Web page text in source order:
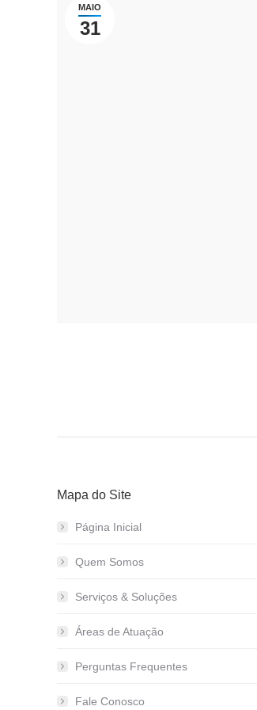
MAIO
31
Mapa do Site
Página Inicial
Quem Somos
Serviços & Soluções
Áreas de Atuação
Perguntas Frequentes
Fale Conosco